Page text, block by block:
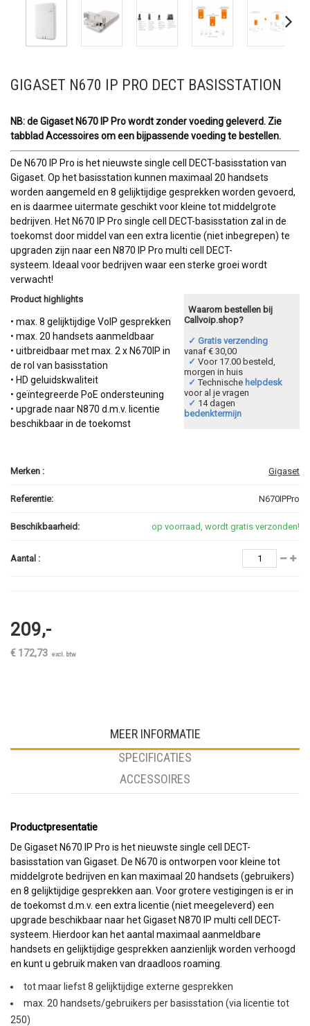
GIGASET N670 IP PRO DECT BASISSTATION
NB: de Gigaset N670 IP Pro wordt zonder voeding geleverd. Zie
tabblad Accessoires om een bijpassende voeding te bestellen.
De N670 IP Pro is het nieuwste single cell DECT-basisstation van
Gigaset. Op het basisstation kunnen maximaal 20 handsets
worden aangemeld en 8 gelijktijdige gesprekken worden gevoerd,
en is daarmee uitermate geschikt voor kleine tot middelgrote
bedrijven. Het N670 IP Pro single cell DECT-basisstation zal in de
toekomst door middel van een extra licentie (niet inbegrepen) te
upgraden zijn naar een N870 IP Pro multi cell DECT-
systeem. Ideaal voor bedrijven waar een sterke groei wordt
verwacht!
Product highlights
• max. 8 gelijktijdige VoIP gesprekken
• max. 20 handsets aanmeldbaar
• uitbreidbaar met max. 2 x N670IP in
de rol van basisstation
• HD geluidskwaliteit
• geïntegreerde PoE ondersteuning
• upgrade naar N870 d.m.v. licentie
beschikbaar in de toekomst
Waarom bestellen bij
Callvoip.shop?
✓ Gratis verzending
vanaf € 30,00
✓ Voor 17.00 besteld,
morgen in huis
✓ Technische helpdesk
voor al je vragen
✓ 14 dagen
bedenktermijn
Merken : Gigaset
Referentie: N670IPPro
Beschikbaarheid: op voorraad, wordt gratis verzonden!
Aantal :
209,-
€ 172,73 excl. btw
MEER INFORMATIE
SPECIFICATIES
ACCESSOIRES
Productpresentatie
De Gigaset N670 IP Pro is het nieuwste single cell DECT-
basisstation van Gigaset. De N670 is ontworpen voor kleine tot
middelgrote bedrijven en kan maximaal 20 handsets (gebruikers)
en 8 gelijktijdige gesprekken aan. Voor grotere vestigingen is er in
de toekomst d.m.v. een extra licentie (niet meegeleverd) een
upgrade beschikbaar naar het Gigaset N870 IP multi cell DECT-
systeem. Hierdoor kan het aantal maximaal aanmeldbare
handsets en gelijktijdige gesprekken aanzienlijk worden verhoogd
en kunt u gebruik maken van draadloos roaming.
tot maar liefst 8 gelijktijdige externe gesprekken
max. 20 handsets/gebruikers per basisstation (via licentie tot
250)